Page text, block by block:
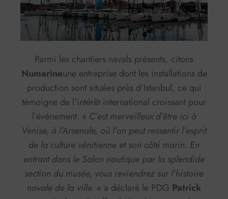
Parmi les chantiers navals présents, citons
Numarineune entreprise dont les installations de
production sont situées près d’Istanbul, ce qui
témoigne de l’intérêt international croissant pour
l’événement. « C’est merveilleux d’être ici à
Venise, à l’Arsenale, où l’on peut ressentir l’esprit
de la culture vénitienne et son côté marin. En
entrant dans le Salon nautique par la splendide
section du musée, vous reviendrez sur l’histoire
navale de la ville. « a déclaré le PDG Patrick